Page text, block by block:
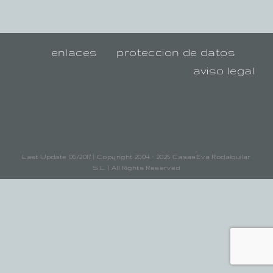
enlaces
proteccion de datos
aviso legal
Last Update 06/2017 | Copyright 2004 - 2025 CasasEva Rodalquilar
S.L. | All Rights Reserved